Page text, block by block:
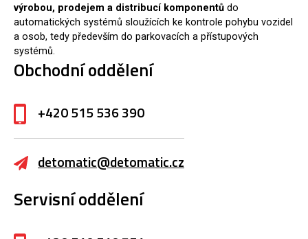
výrobou, prodejem a distribucí komponentů do
automatických systémů sloužících ke kontrole pohybu vozidel
a osob, tedy především do parkovacích a přístupových
systémů.
Obchodní oddělení
+420 515 536 390
detomatic@detomatic.cz
Servisní oddělení